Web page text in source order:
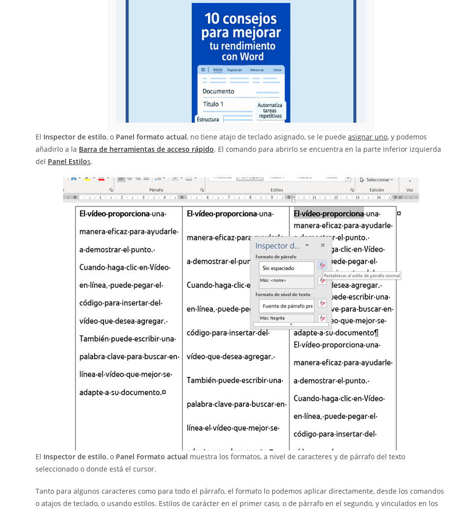
El Inspector de estilo, o Panel formato actual, no tiene atajo de teclado asignado, se le puede asignar uno, y podemos
añadirlo a la Barra de herramientas de acceso rápido. El comando para abrirlo se encuentra en la parte inferior izquierda
del Panel Estilos.
El Inspector de estilo, o Panel Formato actual muestra los formatos, a nivel de caracteres y de párrafo del texto
seleccionado o donde está el cursor.
Tanto para algunos caracteres como para todo el párrafo, el formato lo podemos aplicar directamente, desde los comandos
o atajos de teclado, o usando estilos. Estilos de carácter en el primer caso, o de párrafo en el segundo, y vinculados en los